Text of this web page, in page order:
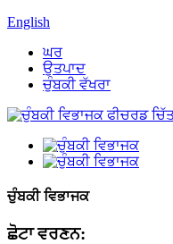
English
ਘਰ
ਉਤਪਾਦ
ਚੁੰਬਕੀ ਵੱਖਰਾ
ਚੁੰਬਕੀ ਵਿਭਾਜਕ
ਛੋਟਾ ਵਰਣਨ: